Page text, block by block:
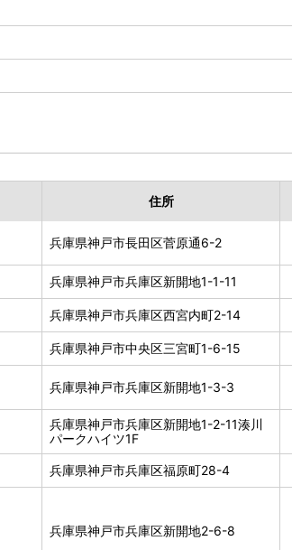
住所
兵庫県神戸市長田区菅原通6-2
兵庫県神戸市兵庫区新開地1-1-11
兵庫県神戸市兵庫区西宮内町2-14
兵庫県神戸市中央区三宮町1-6-15
兵庫県神戸市兵庫区新開地1-3-3
兵庫県神戸市兵庫区新開地1-2-11湊川
パークハイツ1F
兵庫県神戸市兵庫区福原町28-4
兵庫県神戸市兵庫区新開地2-6-8